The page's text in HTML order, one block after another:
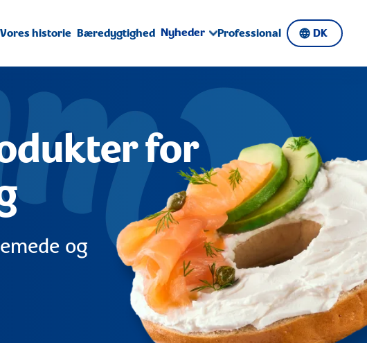
Vores historie Bæredygtighed Nyheder Professional DK
for
og